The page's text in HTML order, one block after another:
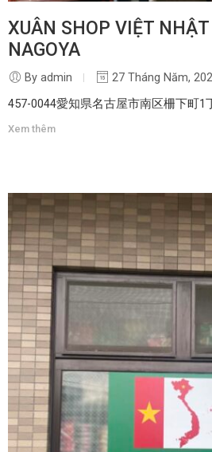
XUÂN SHOP VIỆT
NAGOYA
By admin
27 Tháng Năm,
457-0044愛知県名古屋市南区柵下町1
Xem thêm